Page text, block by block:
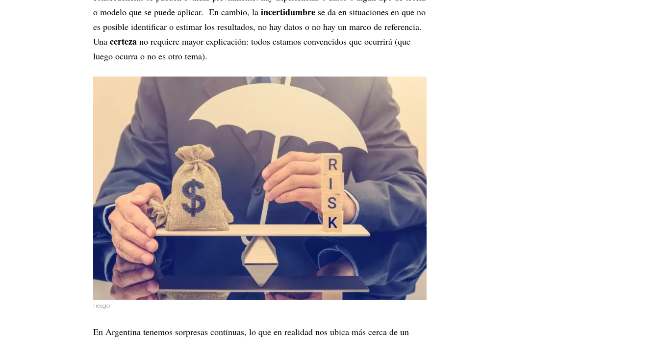
o modelo que se puede aplicar. En cambio, la incertidumbre se da en situaciones en que no
es posible identificar o estimar los resultados, no hay datos o no hay un marco de referencia.
Una certeza no requiere mayor explicación: todos estamos convencidos que ocurrirá (que
luego ocurra o no es otro tema).
riesgo
En Argentina tenemos sorpresas continuas, lo que en realidad nos ubica más cerca de un